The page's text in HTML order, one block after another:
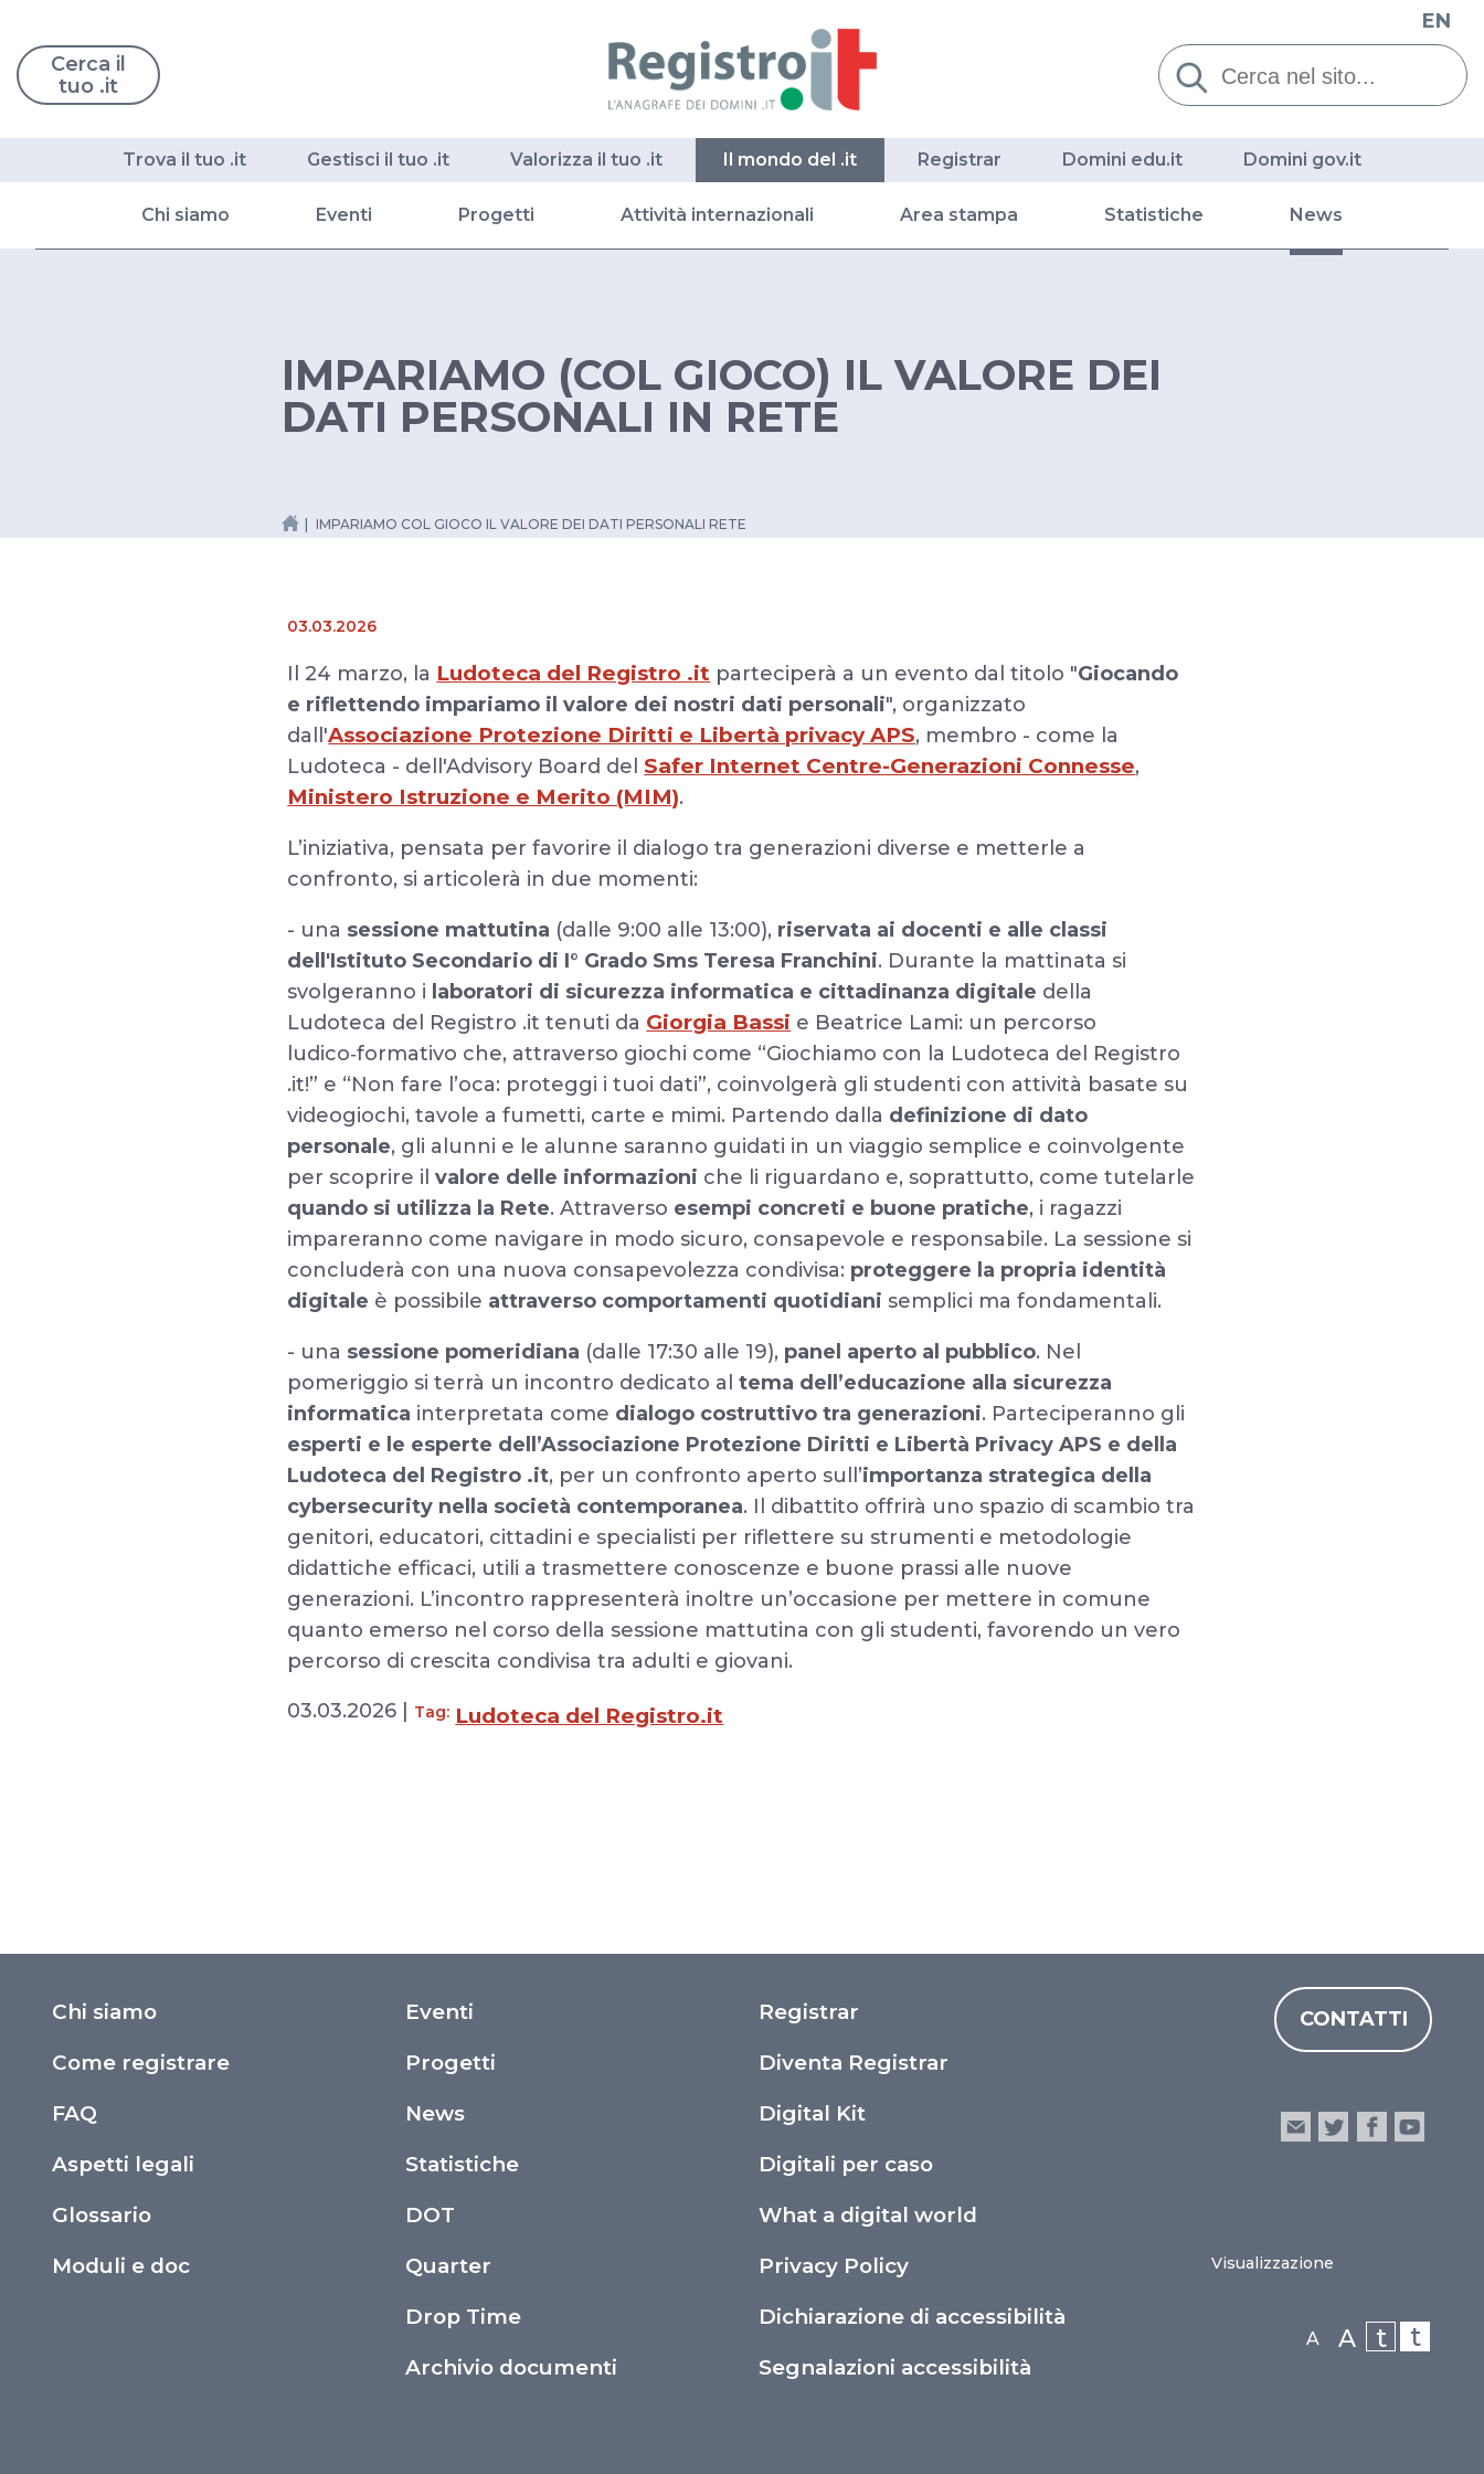
Cerca il
tuo .it
Cerca:
EN
Trova il tuo .it Gestisci il tuo .it Valorizza il tuo .it Il mondo del .it Registrar Domini edu.it Domini gov.it
Chi siamo Eventi Progetti Attività internazionali Area stampa Statistiche News
IMPARIAMO (COL GIOCO) IL VALORE DEI
DATI PERSONALI IN RETE
IMPARIAMO COL GIOCO IL VALORE DEI DATI PERSONALI RETE
03.03.2026
Il 24 marzo, la Ludoteca del Registro .it parteciperà a un evento dal titolo "Giocando
e riflettendo impariamo il valore dei nostri dati personali", organizzato
dall'Associazione Protezione Diritti e Libertà privacy APS, membro - come la
Ludoteca - dell'Advisory Board del Safer Internet Centre-Generazioni Connesse,
Ministero Istruzione e Merito (MIM).
L’iniziativa, pensata per favorire il dialogo tra generazioni diverse e metterle a
confronto, si articolerà in due momenti:
- una sessione mattutina (dalle 9:00 alle 13:00), riservata ai docenti e alle classi
dell'Istituto Secondario di I° Grado Sms Teresa Franchini. Durante la mattinata si
svolgeranno i laboratori di sicurezza informatica e cittadinanza digitale della
Ludoteca del Registro .it tenuti da Giorgia Bassi e Beatrice Lami: un percorso
ludico‑formativo che, attraverso giochi come “Giochiamo con la Ludoteca del Registro
.it!” e “Non fare l’oca: proteggi i tuoi dati”, coinvolgerà gli studenti con attività basate su
videogiochi, tavole a fumetti, carte e mimi. Partendo dalla definizione di dato
personale, gli alunni e le alunne saranno guidati in un viaggio semplice e coinvolgente
per scoprire ilvalore delle informazioni che li riguardano e, soprattutto, come tutelarle
quando si utilizza la Rete. Attraverso esempi concreti e buone pratiche, i ragazzi
impareranno come navigare in modo sicuro, consapevole e responsabile. La sessione si
concluderà con una nuova consapevolezza condivisa: proteggere la propria identità
digitale è possibile attraverso comportamenti quotidiani semplici ma fondamentali.
- una sessione pomeridiana (dalle 17:30 alle 19), panel aperto al pubblico. Nel
pomeriggio si terrà un incontro dedicato al tema dell’educazione alla sicurezza
informatica interpretata come dialogo costruttivo tra generazioni. Parteciperanno gli
esperti e le esperte dell’Associazione Protezione Diritti e Libertà Privacy APS e della
Ludoteca del Registro .it, per un confronto aperto sull’importanza strategica della
cybersecurity nella società contemporanea. Il dibattito offrirà uno spazio di scambio tra
genitori, educatori, cittadini e specialisti per riflettere su strumenti e metodologie
didattiche efficaci, utili a trasmettere conoscenze e buone prassi alle nuove
generazioni. L’incontro rappresenterà inoltre un’occasione per mettere in comune
quanto emerso nel corso della sessione mattutina con gli studenti, favorendo un vero
percorso di crescita condivisa tra adulti e giovani.
03.03.2026 | Tag: Ludoteca del Registro.it
Chi siamo
Come registrare
FAQ
Aspetti legali
Glossario
Moduli e doc
Eventi
Progetti
News
Statistiche
DOT
Quarter
Drop Time
Archivio documenti
Registrar
Diventa Registrar
Digital Kit
Digitali per caso
What a digital world
Privacy Policy
Dichiarazione di accessibilità
Segnalazioni accessibilità
CONTATTI
Visualizzazione
A A t t